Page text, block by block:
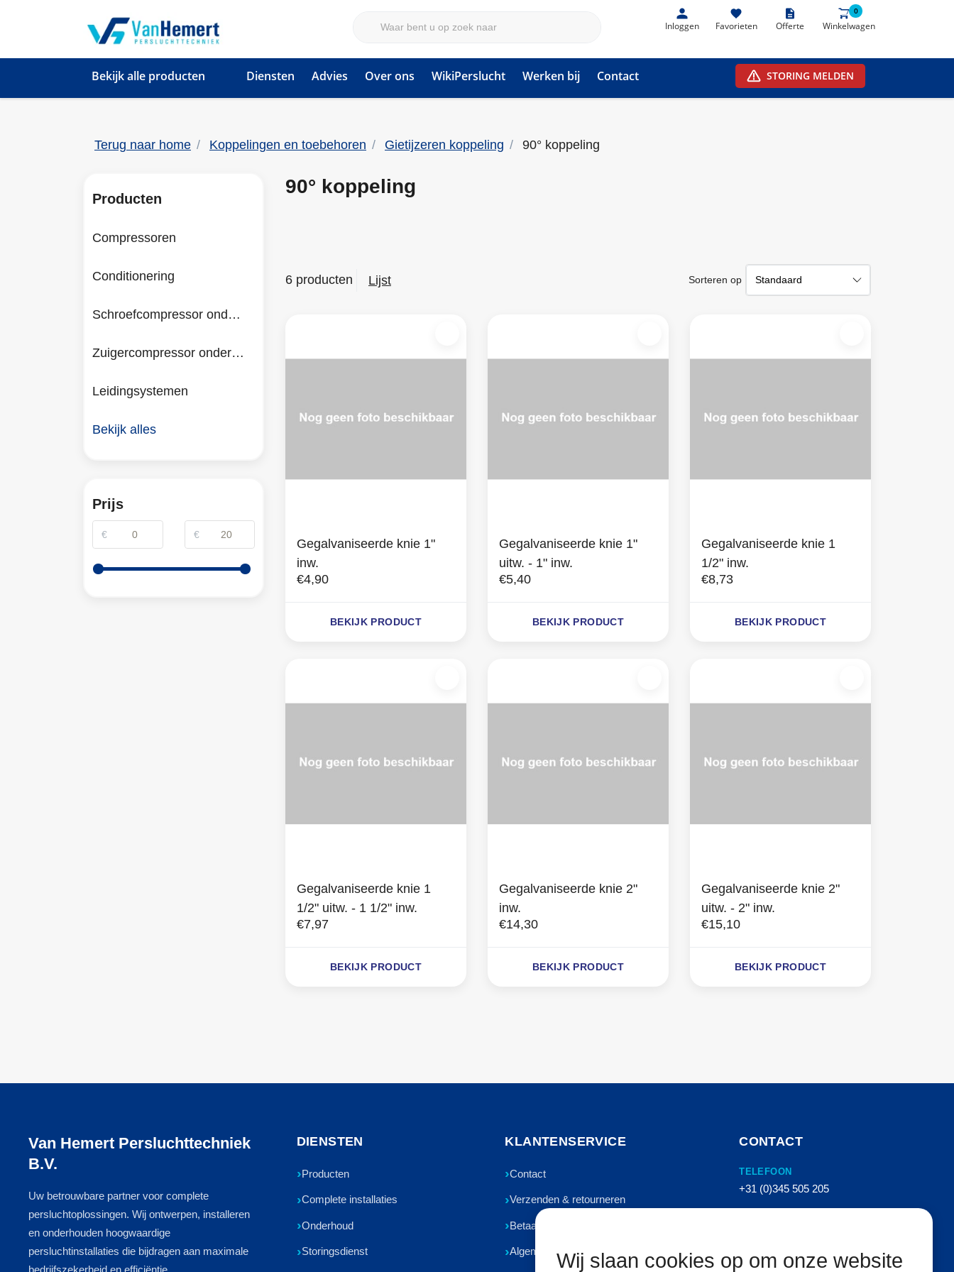
Inloggen Favorieten Offerte
0
Winkelwagen
Bekijk alle producten Diensten Advies Over ons WikiPerslucht Werken bij Contact STORING MELDEN
Terug naar home Koppelingen en toebehoren Gietijzeren koppeling 90° koppeling
90° koppeling
6 producten Lijst Sorteren op
Gegalvaniseerde knie 1"
inw.
€4,90
BEKIJK PRODUCT
Gegalvaniseerde knie 1"
uitw. - 1" inw.
€5,40
BEKIJK PRODUCT
Gegalvaniseerde knie 1
1/2" inw.
€8,73
BEKIJK PRODUCT
Gegalvaniseerde knie 1
1/2" uitw. - 1 1/2" inw.
€7,97
BEKIJK PRODUCT
Gegalvaniseerde knie 2"
inw.
€14,30
BEKIJK PRODUCT
Gegalvaniseerde knie 2"
uitw. - 2" inw.
€15,10
BEKIJK PRODUCT
Producten
Compressoren
Conditionering
Schroefcompressor onderdelen
Zuigercompressor onderdelen
Leidingsystemen
Bekijk alles
Prijs
€ €
Van Hemert Persluchttechniek
B.V.
Uw betrouwbare partner voor complete
persluchtoplossingen. Wij ontwerpen, installeren
en onderhouden hoogwaardige
persluchtinstallaties die bijdragen aan maximale
bedrijfszekerheid en efficiëntie.
DIENSTEN
Producten
Complete installaties
Onderhoud
Storingsdienst
KLANTENSERVICE
Contact
Verzenden & retourneren
Betaalmethoden
Algemene voorwaarden
CONTACT
TELEFOON
+31 (0)345 505 205
ADRES
Wij slaan cookies op om onze website